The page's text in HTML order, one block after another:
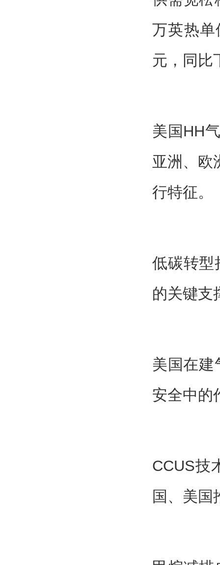
万英热单
元，同比
美国HH
亚洲、欧
行特征。
低碳转型
的关键支
美国在建
安全中的
CCUS技
国、美国